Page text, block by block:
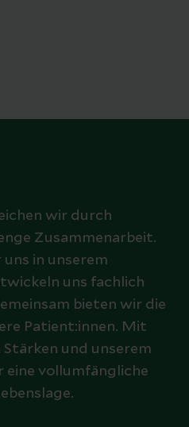
wir durch
Zusammenarbeit.
in unserem
uns fachlich
bieten wir die
Patient:innen. Mit
und unserem
eine vollumfängliche